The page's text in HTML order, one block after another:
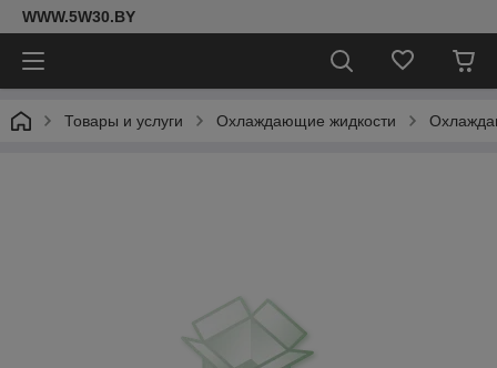
WWW.5W30.BY
Товары и услуги Охлаждающие жидкости